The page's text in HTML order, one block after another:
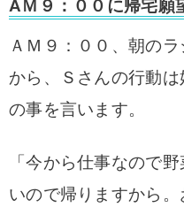
AＭ９：００に帰宅願
ＡＭ９：００、朝の
から、Ｓさんの行動は
の事を言います。
「今から仕事なので
いので帰りますから。